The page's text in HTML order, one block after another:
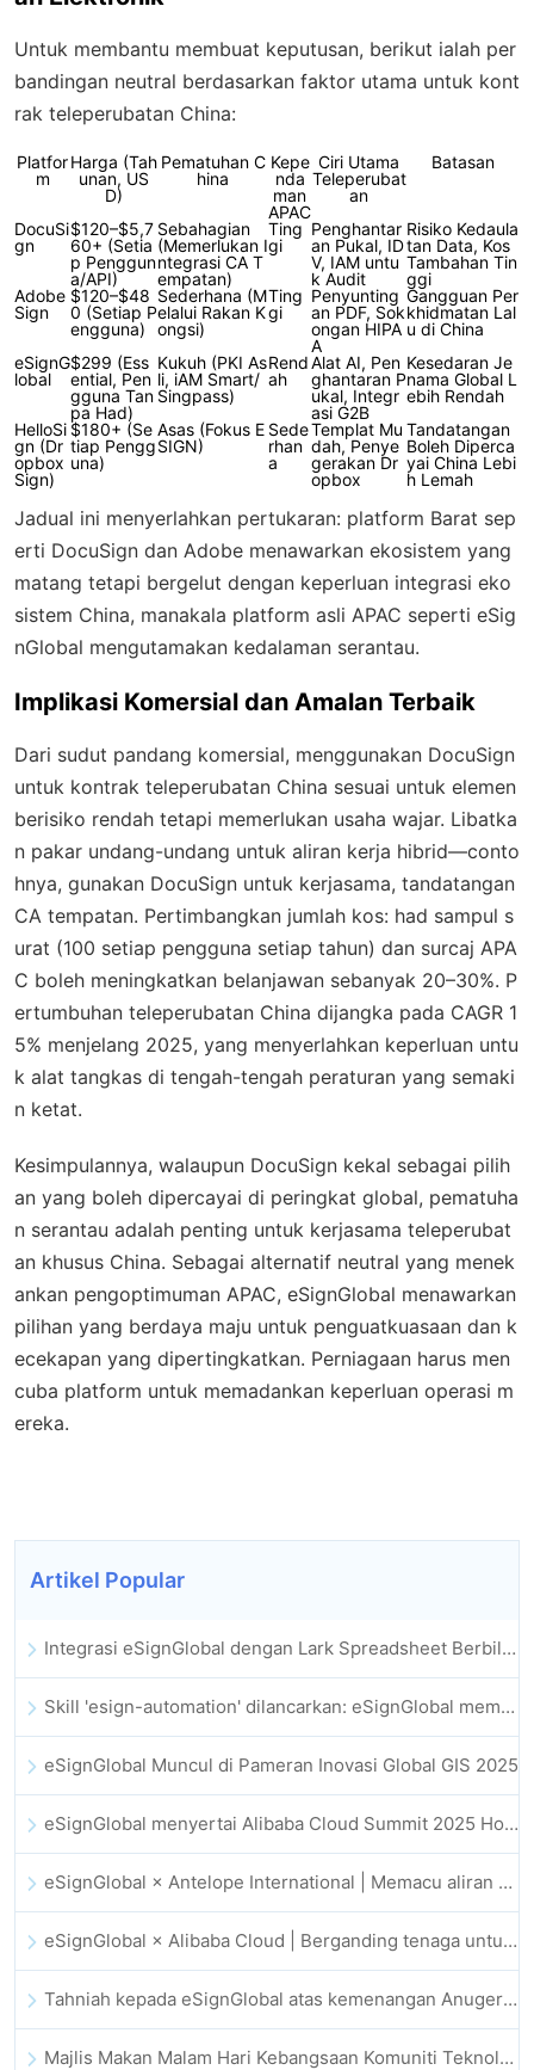
Untuk membantu membuat keputusan, berikut ialah per
bandingan neutral berdasarkan faktor utama untuk kont
rak teleperubatan China:
Platfor
m
Harga (Tah
unan, US
D)
Pematuhan C
hina
Kepe
nda
man
APAC
Ciri Utama
Teleperubat
an
Batasan
DocuSi
gn
$120–$5,7
60+ (Setia
p Penggun
a/API)
Sebahagian
(Memerlukan I
ntegrasi CA T
empatan)
Ting
gi
Penghantar
an Pukal, ID
V, IAM untu
k Audit
Risiko Kedaula
tan Data, Kos
Tambahan Tin
ggi
Adobe
Sign
$120–$48
0 (Setiap P
engguna)
Sederhana (M
elalui Rakan K
ongsi)
Ting
gi
Penyunting
an PDF, Sok
ongan HIPA
A
Gangguan Per
khidmatan Lal
u di China
eSignG
lobal
$299 (Ess
ential, Pen
gguna Tan
pa Had)
Kukuh (PKI As
li, iAM Smart/
Singpass)
Rend
ah
Alat AI, Pen
ghantaran P
ukal, Integr
asi G2B
Kesedaran Je
nama Global L
ebih Rendah
HelloSi
gn (Dr
opbox
Sign)
$180+ (Se
tiap Pengg
una)
Asas (Fokus E
SIGN)
Sede
rhan
a
Templat Mu
dah, Penye
gerakan Dr
opbox
Tandatangan
Boleh Diperca
yai China Lebi
h Lemah
Jadual ini menyerlahkan pertukaran: platform Barat sep
erti DocuSign dan Adobe menawarkan ekosistem yang
matang tetapi bergelut dengan keperluan integrasi eko
sistem China, manakala platform asli APAC seperti eSig
nGlobal mengutamakan kedalaman serantau.
Implikasi Komersial dan Amalan Terbaik
Dari sudut pandang komersial, menggunakan DocuSign
untuk kontrak teleperubatan China sesuai untuk elemen
berisiko rendah tetapi memerlukan usaha wajar. Libatka
n pakar undang-undang untuk aliran kerja hibrid—conto
hnya, gunakan DocuSign untuk kerjasama, tandatangan
CA tempatan. Pertimbangkan jumlah kos: had sampul s
urat (100 setiap pengguna setiap tahun) dan surcaj APA
C boleh meningkatkan belanjawan sebanyak 20–30%. P
ertumbuhan teleperubatan China dijangka pada CAGR 1
5% menjelang 2025, yang menyerlahkan keperluan untu
k alat tangkas di tengah-tengah peraturan yang semaki
n ketat.
Kesimpulannya, walaupun DocuSign kekal sebagai pilih
an yang boleh dipercayai di peringkat global, pematuha
n serantau adalah penting untuk kerjasama teleperubat
an khusus China. Sebagai alternatif neutral yang menek
ankan pengoptimuman APAC, eSignGlobal menawarkan
pilihan yang berdaya maju untuk penguatkuasaan dan k
ecekapan yang dipertingkatkan. Perniagaan harus men
cuba platform untuk memadankan keperluan operasi m
ereka.
Artikel Popular
Integrasi eSignGlobal dengan Lark Spreadsheet Berbilang Dimensi Dilancarkan Secara Rasmi: Automasi Penuh Proses Menandatangani dan Mengarkib Kontrak Elektronik
Skill 'esign-automation' dilancarkan: eSignGlobal memperkasa OpenClaw dengan tandatangan elektronik automatik
eSignGlobal Muncul di Pameran Inovasi Global GIS 2025
eSignGlobal menyertai Alibaba Cloud Summit 2025 Hong Kong bagi memacu inovasi awan dipacu AI dan kepercayaan digital
eSignGlobal × Antelope International | Memacu aliran kerja digital yang selamat dan dipacu AI
eSignGlobal × Alibaba Cloud | Berganding tenaga untuk memperkukuh kepercayaan digital global bagi fintech
Tahniah kepada eSignGlobal atas kemenangan Anugerah CAHK STAR 2025
Majlis Makan Malam Hari Kebangsaan Komuniti Teknologi dan Inovasi Hong Kong